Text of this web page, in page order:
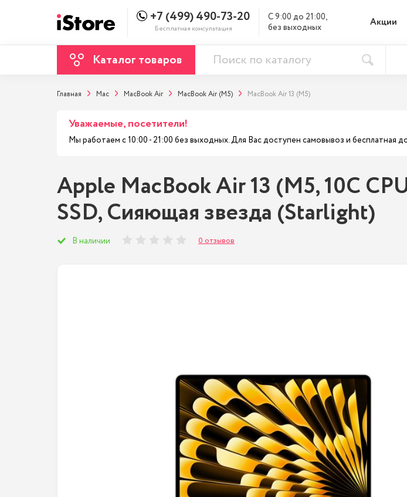
+7 (499) 490-73-20
Бесплатная консультация
С 9:00 до 21:00,
без выходных
Акции
Каталог товаров
Главная Mac MacBook Air MacBook Air (M5) MacBook Air 13 (M5)
Уважаемые, посетители!
Мы работаем с 10:00 - 21:00 без выходных. Для Вас доступен самовывоз и бесплатная
Apple MacBook Air 13 (M5, 10C
SSD, Сияющая звезда (Starlight)
В наличии 0 отзывов